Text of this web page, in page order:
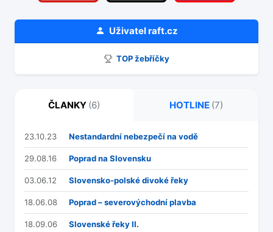
Uživatelraft.cz
TOP žebříčky
ČLANKY (6) HOTLINE (7)
23.10.23 Nestandardní nebezpečí na vodě
29.08.16 Poprad na Slovensku
03.06.12 Slovensko-polské divoké řeky
18.06.08 Poprad – severovýchodní plavba
18.09.06 Slovenské řeky II.